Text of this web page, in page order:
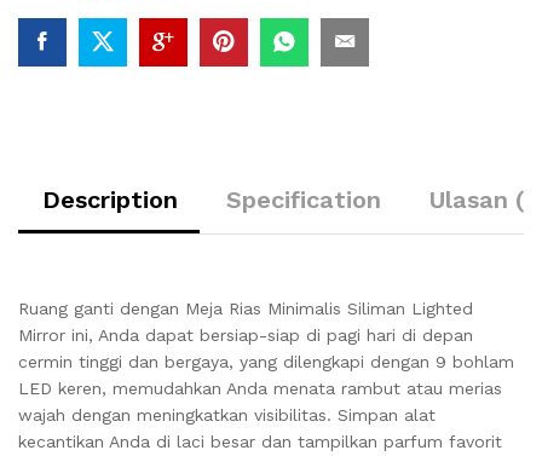
Description Specification Ulasan
Ruang ganti dengan Meja Rias Minimalis Siliman Lighted
Mirror ini, Anda dapat bersiap-siap di pagi hari di depan
cermin tinggi dan bergaya, yang dilengkapi dengan 9 bohlam
LED keren, memudahkan Anda menata rambut atau merias
wajah dengan meningkatkan visibilitas. Simpan alat
kecantikan Anda di laci besar dan tampilkan parfum favorit